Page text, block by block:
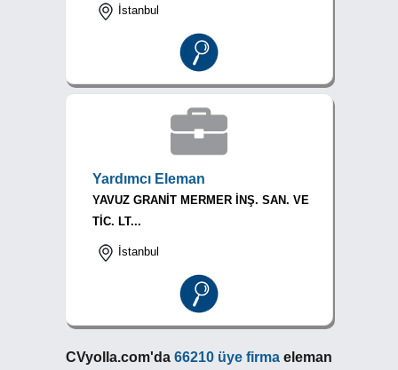
İstanbul
Yardımcı Eleman
YAVUZ GRANİT MERMER İNŞ. SAN. VE
TİC. LT...
İstanbul
CVyolla.com'da 66210 üye firma eleman